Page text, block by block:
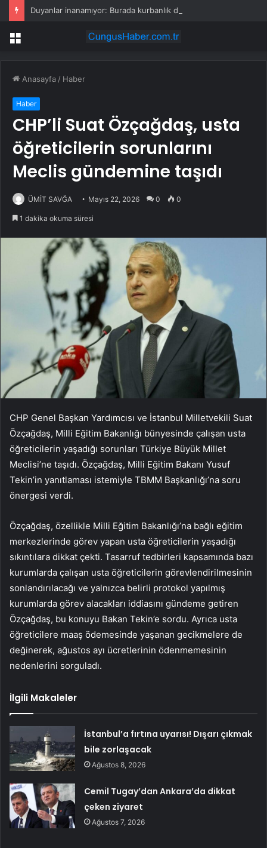
Menü
Anasayfa / Haber
Haber
CHP’li Suat Özçağdaş, usta
öğreticilerin sorunlarını
Meclis gündemine taşıdı
ÜMİT SAVĞA Mayıs 22, 2026 0 0
1 dakika okuma süresi
CHP Genel Başkan Yardımcısı ve İstanbul Milletvekili Suat
Özçağdaş, Milli Eğitim Bakanlığı bünyesinde çalışan usta
öğreticilerin yaşadığı sorunları Türkiye Büyük Millet
Meclisi’ne taşıdı. Özçağdaş, Milli Eğitim Bakanı Yusuf
Tekin’in yanıtlaması istemiyle TBMM Başkanlığı’na soru
önergesi verdi.
Özçağdaş, özellikle Milli Eğitim Bakanlığı’na bağlı eğitim
merkezlerinde görev yapan usta öğreticilerin yaşadığı
sıkıntılara dikkat çekti. Tasarruf tedbirleri kapsamında bazı
kurumlarda çalışan usta öğreticilerin görevlendirilmesinin
sonlandırılacağı ve yalnızca belirli protokol yapılmış
kurumlarda görev alacakları iddiasını gündeme getiren
Özçağdaş, bu konuyu Bakan Tekin’e sordu. Ayrıca usta
öğreticilere maaş ödemesinde yaşanan gecikmelere de
değinerek, ağustos ayı ücretlerinin ödenmemesinin
nedenlerini sorguladı.
İlgili Makaleler
İstanbul’a fırtına uyarısı! Dışarı çıkmak
bile zorlaşacak
Ağustos 8, 2026
Cemil Tugay’dan Ankara’da dikkat
çeken ziyaret
Ağustos 7, 2026